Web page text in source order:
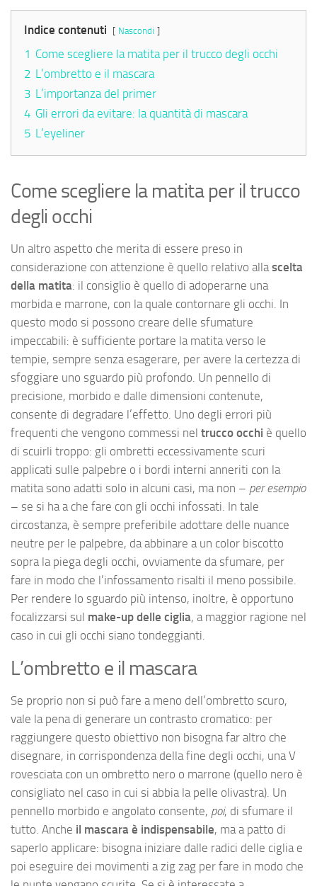
Indice contenuti Nascondi
1 Come scegliere la matita per il trucco degli occhi
2 L’ombretto e il mascara
3 L’importanza del primer
4 Gli errori da evitare: la quantità di mascara
5 L’eyeliner
Come scegliere la matita per il trucco
degli occhi
Un altro aspetto che merita di essere preso in
considerazione con attenzione è quello relativo alla scelta
della matita: il consiglio è quello di adoperarne una
morbida e marrone, con la quale contornare gli occhi. In
questo modo si possono creare delle sfumature
impeccabili: è sufficiente portare la matita verso le
tempie, sempre senza esagerare, per avere la certezza di
sfoggiare uno sguardo più profondo. Un pennello di
precisione, morbido e dalle dimensioni contenute,
consente di degradare l’effetto. Uno degli errori più
frequenti che vengono commessi nel trucco occhi è quello
di scuirli troppo: gli ombretti eccessivamente scuri
applicati sulle palpebre o i bordi interni anneriti con la
matita sono adatti solo in alcuni casi, ma non – per esempio
– se si ha a che fare con gli occhi infossati. In tale
circostanza, è sempre preferibile adottare delle nuance
neutre per le palpebre, da abbinare a un color biscotto
sopra la piega degli occhi, ovviamente da sfumare, per
fare in modo che l’infossamento risalti il meno possibile.
Per rendere lo sguardo più intenso, inoltre, è opportuno
focalizzarsi sul make-up delle ciglia, a maggior ragione nel
caso in cui gli occhi siano tondeggianti.
L’ombretto e il mascara
Se proprio non si può fare a meno dell’ombretto scuro,
vale la pena di generare un contrasto cromatico: per
raggiungere questo obiettivo non bisogna far altro che
disegnare, in corrispondenza della fine degli occhi, una V
rovesciata con un ombretto nero o marrone (quello nero è
consigliato nel caso in cui si abbia la pelle olivastra). Un
pennello morbido e angolato consente, poi, di sfumare il
tutto. Anche il mascara è indispensabile, ma a patto di
saperlo applicare: bisogna iniziare dalle radici delle ciglia e
poi eseguire dei movimenti a zig zag per fare in modo che